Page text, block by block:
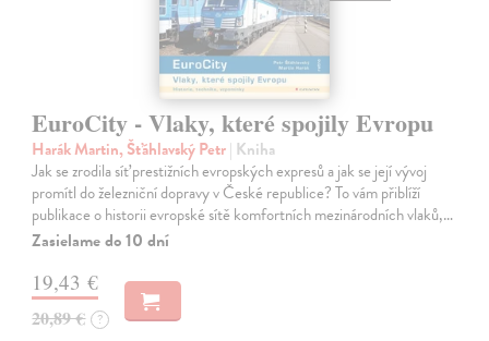
EuroCity - Vlaky, které spojily Evropu
Harák Martin, Šťáhlavský Petr| Kniha
Jak se zrodila síť prestižních evropských expresů a jak se její vývoj
promítl do železniční dopravy v České republice? To vám přiblíží
publikace o historii evropské sítě komfortních mezinárodních vlaků,…
Zasielame do 10 dní
19,43 €
20,89 € ?